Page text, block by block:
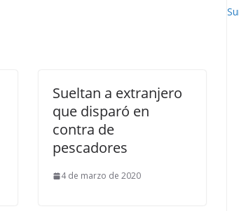
Sueltan a extranjero
que disparó en
contra de
pescadores
4 de marzo de 2020